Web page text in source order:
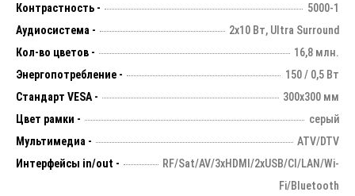
Контрастность -
5000-1
Аудиосистема -
2х10 Вт, Ultra Surround
Кол-во цветов -
16,8 млн.
Энергопотребление -
150 / 0,5 Вт
Стандарт VESA -
300х300 мм
Цвет рамки -
серый
Мультимедиа -
ATV/DTV
Интерфейсы in/out -
RF/Sat/AV/3xHDMI/2xUSB/CI/LAN/Wi-
Fi/Bluetooth